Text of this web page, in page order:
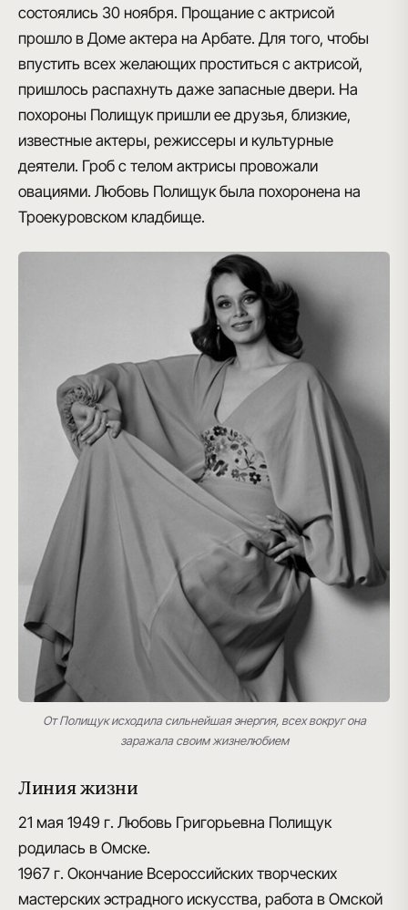
состоялись 30 ноября. Прощание с актрисой
прошло в Доме актера на Арбате. Для того, чтобы
впустить всех желающих проститься с актрисой,
пришлось распахнуть даже запасные двери. На
похороны Полищук пришли ее друзья, близкие,
известные актеры, режиссеры и культурные
деятели. Гроб с телом актрисы провожали
овациями. Любовь Полищук была похоронена на
Троекуровском кладбище.
От Полищук исходила сильнейшая энергия, всех вокруг она
заражала своим жизнелюбием
Линия жизни
21 мая 1949 г. Любовь Григорьевна Полищук
родилась в Омске.
1967 г. Окончание Всероссийских творческих
мастерских эстрадного искусства, работа в Омской